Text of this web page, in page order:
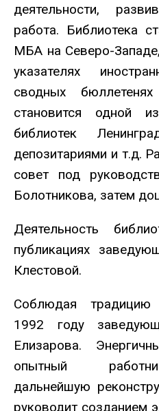
деятельности,
работа. Библиотека
МБА на Северо-
указателях
сводных
становится одной
библиотек
депозитариями и т.д.
совет под
Болотникова, затем
Деятельность
публикациях
Клестовой.
Соблюдая традицию
1992 году
Елизарова.
опытный
дальнейшую
руководит созданием